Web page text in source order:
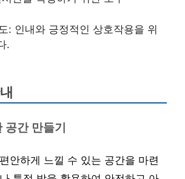
: 인내와 긍정적인 상호작용을 위
.
간 만들기
안하게 느낄 수 있는 공간을 마련